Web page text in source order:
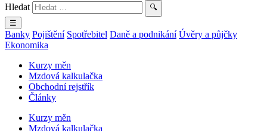
Hledat
🔍
☰
Banky Pojištění Spotřebitel Daně a podnikání Úvěry a půjčky
Ekonomika
Kurzy měn
Mzdová kalkulačka
Obchodní rejstřík
Články
Kurzy měn
Mzdová kalkulačka